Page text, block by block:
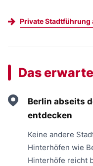
Private Stadtführung
Das
Berlin abseits
entdecken
Keine andere
Hinterhöfen wie
Hinterhöfe reicht